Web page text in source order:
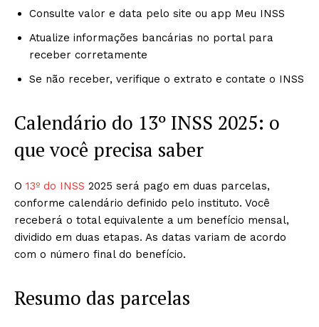
Consulte valor e data pelo site ou app Meu INSS
Atualize informações bancárias no portal para
receber corretamente
Se não receber, verifique o extrato e contate o INSS
Calendário do 13º INSS 2025: o
que você precisa saber
O 13º do INSS 2025 será pago em duas parcelas,
conforme calendário definido pelo instituto. Você
receberá o total equivalente a um benefício mensal,
dividido em duas etapas. As datas variam de acordo
com o número final do benefício.
Resumo das parcelas